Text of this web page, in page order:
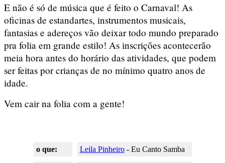
E não é só de música que é feito o Carnaval! As
oficinas de estandartes, instrumentos musicais,
fantasias e adereços vão deixar todo mundo preparado
pra folia em grande estilo! As inscrições acontecerão
meia hora antes do horário das atividades, que podem
ser feitas por crianças de no mínimo quatro anos de
idade.
Vem cair na folia com a gente!
o que: Leila Pinheiro- Eu Canto Samba